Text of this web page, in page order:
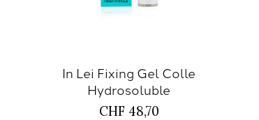
In Lei Fixing Gel Colle
Hydrosoluble
CHF 48,70